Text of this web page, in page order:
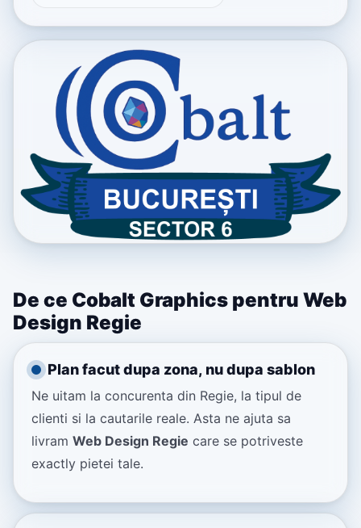
De ce Cobalt Graphics pentru Web
Design Regie
Plan facut dupa zona, nu dupa sablon
Ne uitam la concurenta din Regie, la tipul de
clienti si la cautarile reale. Asta ne ajuta sa
livram Web Design Regie care se potriveste
exactly pietei tale.